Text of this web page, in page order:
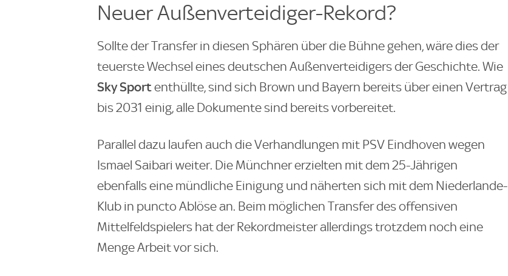
Neuer Außenverteidiger-Rekord?
Sollte der Transfer in diesen Sphären über die Bühne gehen, wäre dies der
teuerste Wechsel eines deutschen Außenverteidigers der Geschichte. Wie
Sky Sportenthüllte, sind sich Brown und Bayern bereits über einen Vertrag
bis 2031 einig, alle Dokumente sind bereits vorbereitet.
Parallel dazu laufen auch die Verhandlungen mit PSV Eindhoven wegen
Ismael Saibari weiter. Die Münchner erzielten mit dem 25-Jährigen
ebenfalls eine mündliche Einigung und näherten sich mit dem Niederlande-
Klub in puncto Ablöse an. Beim möglichen Transfer des offensiven
Mittelfeldspielers hat der Rekordmeister allerdings trotzdem noch eine
Menge Arbeit vor sich.